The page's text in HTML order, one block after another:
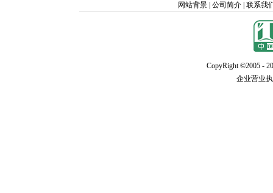
网站背景 公司简介 联系我
CopyRight ©2005 -
企业营业